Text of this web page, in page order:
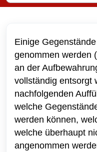
Einige
genommen werden
an der
vollständig entsorgt
nachfolgenden
welche
werden können,
welche überhaupt
angenommen